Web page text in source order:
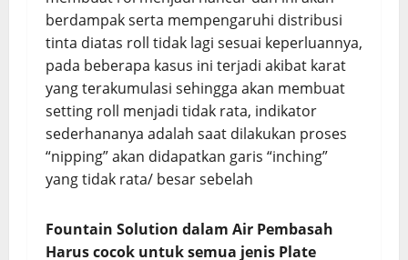
berdampak serta mempengaruhi distribusi
tinta diatas roll tidak lagi sesuai keperluannya,
pada beberapa kasus ini terjadi akibat karat
yang terakumulasi sehingga akan membuat
setting roll menjadi tidak rata, indikator
sederhananya adalah saat dilakukan proses
“nipping” akan didapatkan garis “inching”
yang tidak rata/ besar sebelah
Fountain Solution dalam Air Pembasah
Harus cocok untuk semua jenis Plate